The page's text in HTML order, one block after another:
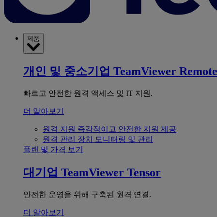
제품
개인 및 중소기업 TeamViewer Remote
빠르고 안전한 원격 액세스 및 IT 지원.
더 알아보기
원격 지원 즉각적이고 안전한 지원 제공
원격 관리 장치 모니터링 및 관리
플랜 및 가격 보기
대기업 TeamViewer Tensor
안전한 운영을 위해 구축된 원격 연결.
더 알아보기